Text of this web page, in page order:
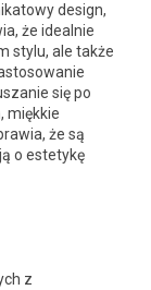
design,
że idealnie
stylu, ale także
się po
miękkie
że są
o estetykę
z